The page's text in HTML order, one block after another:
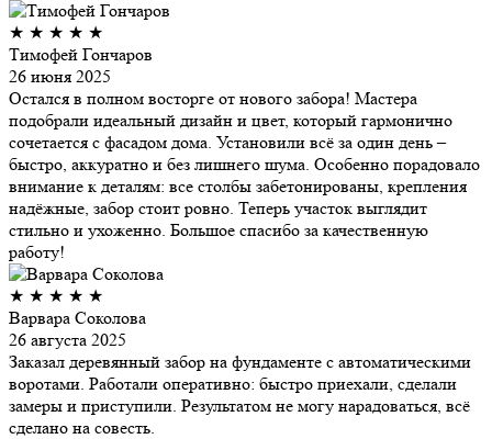
★ ★ ★ ★ ★
Тимофей Гончаров
26 июня 2025
Остался в полном восторге от нового забора! Мастера
подобрали идеальный дизайн и цвет, который гармонично
сочетается с фасадом дома. Установили всё за один день –
быстро, аккуратно и без лишнего шума. Особенно порадовало
внимание к деталям: все столбы забетонированы, крепления
надёжные, забор стоит ровно. Теперь участок выглядит
стильно и ухоженно. Большое спасибо за качественную
работу!
★ ★ ★ ★ ★
Варвара Соколова
26 августа 2025
Заказал деревянный забор на фундаменте с автоматическими
воротами. Работали оперативно: быстро приехали, сделали
замеры и приступили. Результатом не могу нарадоваться, всё
сделано на совесть.